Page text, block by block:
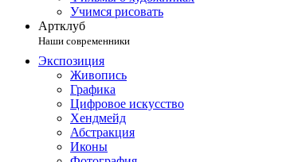
Учимся рисовать
Артклуб
Наши современники
Экспозиция
Живопись
Графика
Цифровое искусство
Хендмейд
Абстракция
Иконы